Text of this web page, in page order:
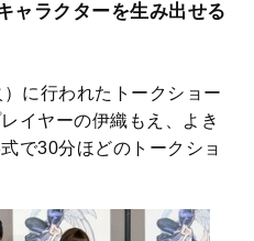
ャラクターを生み出せる
に行われたトークショー
イヤーの伊織もえ、よき
で30分ほどのトークショ